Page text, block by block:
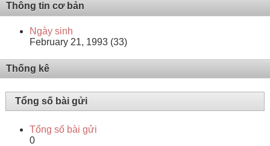
Thông tin cơ bản
Ngày sinh
February 21, 1993 (33)
Thống kê
Tổng số bài gửi
Tổng số bài gửi
0